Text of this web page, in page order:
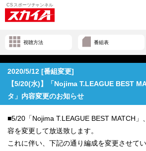
視聴方法 番組表
2020/5/12 [番組変更]
【5/20(水)】「Nojima T.LEAGUE BEST
タ」内容変更のお知らせ
■5/20「Nojima T.LEAGUE BEST MATCH」
容を変更して放送致します。
これに伴い、下記の通り編成を変更させてい